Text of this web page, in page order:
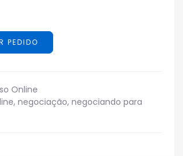
PEDIDO
Online
, negociação, negociando para